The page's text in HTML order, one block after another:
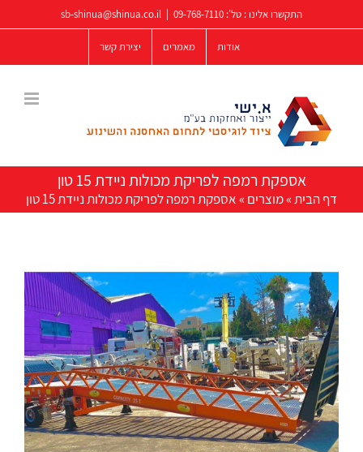
לתוכן
התקשרו אלינו : טל': 09-768-7110
sb-shinua@shinua.co.il
אודות מאמרים יצירת קשר
אספקת רמפה לפריקת מכולות ניידת 15 טון
דף הבית»מוצרים »אספקת רמפה לפריקת מכולות ניידת 15 טון